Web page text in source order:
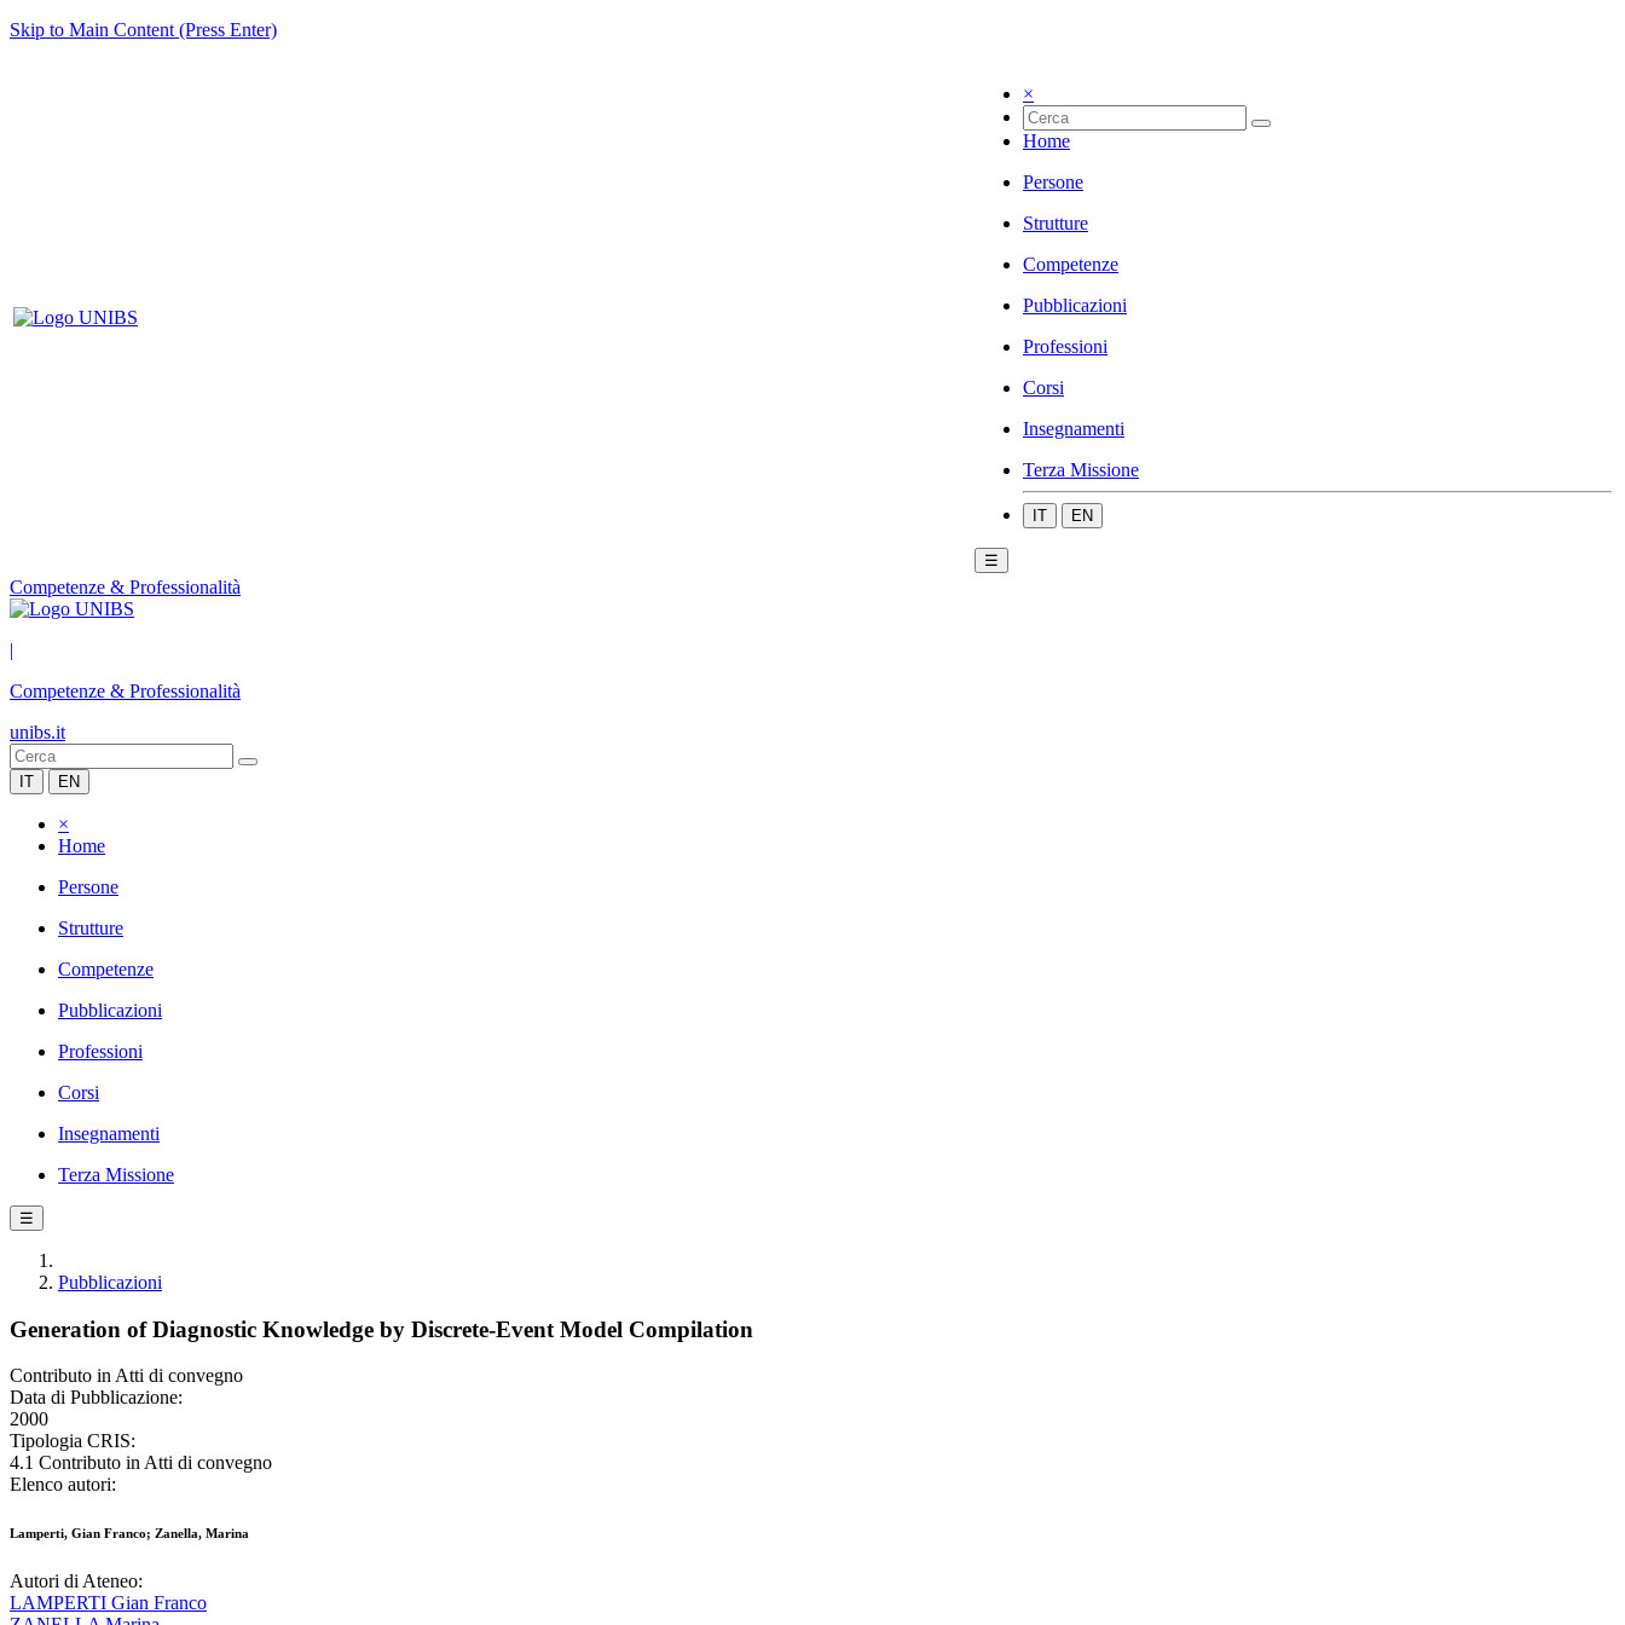
Skip to Main Content (Press Enter)
×
Home
Persone
Strutture
Competenze
Pubblicazioni
Professioni
Corsi
Insegnamenti
Terza Missione
IT EN
☰
Competenze & Professionalità
|
Competenze & Professionalità
unibs.it
IT EN
×
Home
Persone
Strutture
Competenze
Pubblicazioni
Professioni
Corsi
Insegnamenti
Terza Missione
☰
Pubblicazioni
Generation of Diagnostic Knowledge by Discrete-Event Model Compilation
Contributo in Atti di convegno
Data di Pubblicazione:
2000
Tipologia CRIS:
4.1 Contributo in Atti di convegno
Elenco autori:
Lamperti, Gian Franco; Zanella, Marina
Autori di Ateneo:
LAMPERTI Gian Franco